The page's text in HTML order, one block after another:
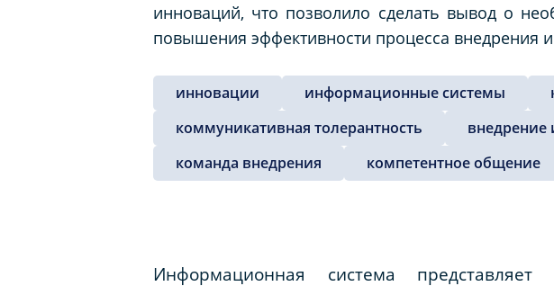
инноваций, что позволило сделать вывод о
повышения эффективности процесса внедрения
инновации информационные системы
коммуникативная толерантность
команда внедрения
компетентное общение
Информационная система